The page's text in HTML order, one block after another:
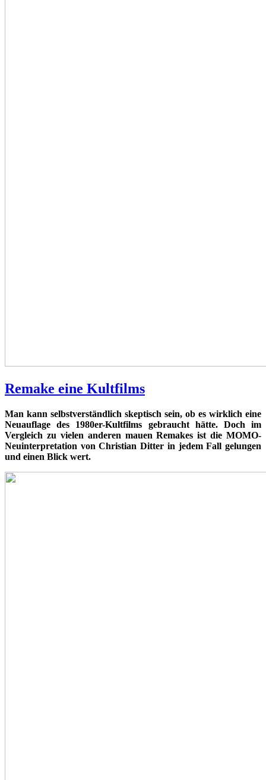
Remake eine Kultfilms
Man kann selbstverständlich skeptisch sein, ob es wirklich eine
Neuauflage des 1980er-Kultfilms gebraucht hätte. Doch im
Vergleich zu vielen anderen mauen Remakes ist die MOMO-
Neuinterpretation von Christian Ditter in jedem Fall gelungen
und einen Blick wert.